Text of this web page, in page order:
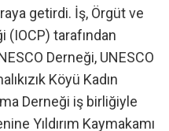
getirdi. İş, Örgüt ve
(IOCP) tarafından
Derneği, UNESCO
Köyü Kadın
Derneği iş birliğiyle
Yıldırım Kaymakamı